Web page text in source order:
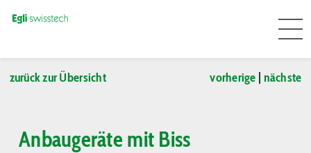
zurück zur Übersicht vorherige nächste
Anbaugeräte mit Biss